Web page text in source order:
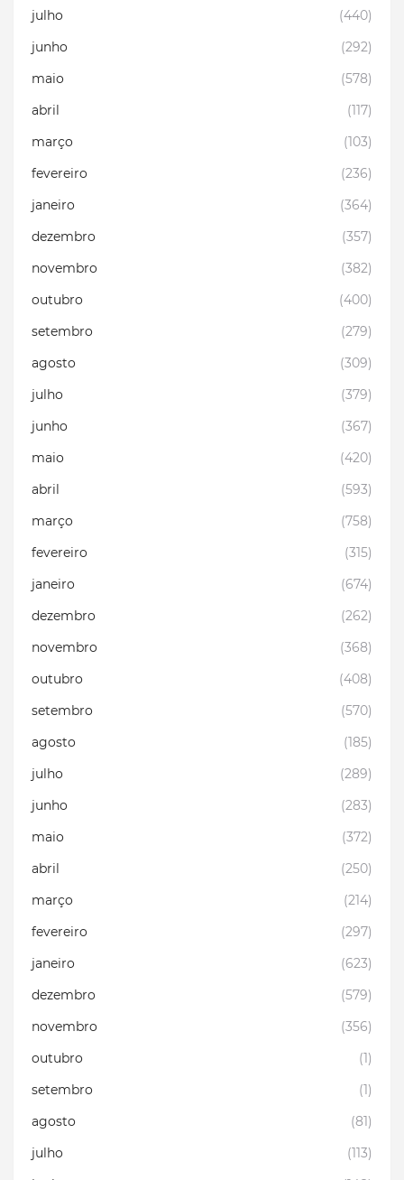
julho
(440)
junho
(292)
maio
(578)
abril
(117)
março
(103)
fevereiro
(236)
janeiro
(364)
dezembro
(357)
novembro
(382)
outubro
(400)
setembro
(279)
agosto
(309)
julho
(379)
junho
(367)
maio
(420)
abril
(593)
março
(758)
fevereiro
(315)
janeiro
(674)
dezembro
(262)
novembro
(368)
outubro
(408)
setembro
(570)
agosto
(185)
julho
(289)
junho
(283)
maio
(372)
abril
(250)
março
(214)
fevereiro
(297)
janeiro
(623)
dezembro
(579)
novembro
(356)
outubro
(1)
setembro
(1)
agosto
(81)
julho
(113)